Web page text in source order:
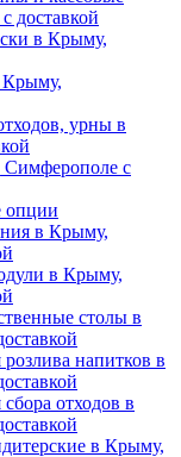
доставкой
в Крыму,
Крыму,
урны в
с
опции
в Крыму,
в Крыму,
столы в
напитков в
отходов в
в Крыму,